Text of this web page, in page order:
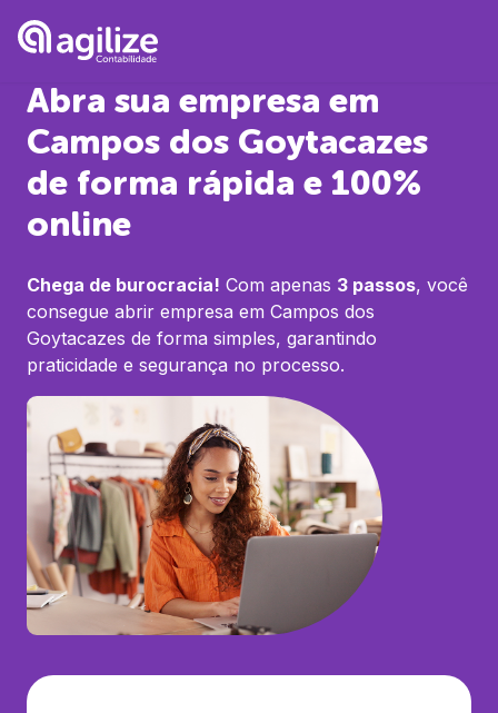
Abra sua empresa em
Campos dos Goytacazes
de forma rápida e 100%
online
Chega de burocracia! Com apenas 3 passos, você
consegue abrir empresa em Campos dos
Goytacazes de forma simples, garantindo
praticidade e segurança no processo.